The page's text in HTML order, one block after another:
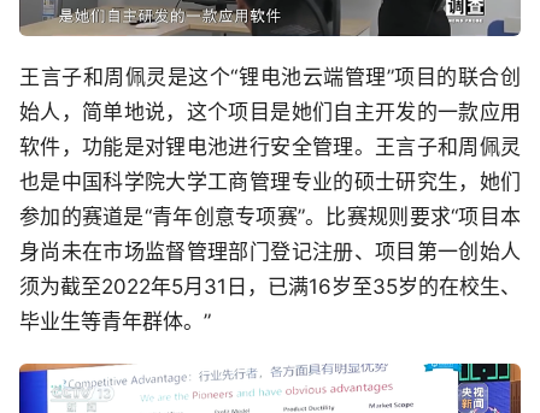
王言子和周佩灵是这个“锂电池云端管理”项目的联合创
始人，简单地说，这个项目是她们自主开发的一款应用
软件，功能是对锂电池进行安全管理。王言子和周佩灵
也是中国科学院大学工商管理专业的硕士研究生，她们
参加的赛道是“青年创意专项赛”。比赛规则要求“项目本
身尚未在市场监督管理部门登记注册、项目第一创始人
须为截至2022年5月31日，已满16岁至35岁的在校生、
毕业生等青年群体。”